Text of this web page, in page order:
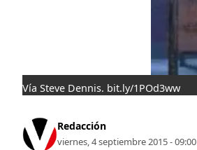
Vía Steve Dennis. bit.ly/1POd3ww
Redacción
viernes, 4 septiembre 2015 - 09:00